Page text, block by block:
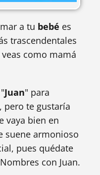
a tu bebé es
trascendentales
como mamá
Juan" para
pero te gustaría
vaya bien en
suene armonioso
pues quédate
con Juan.